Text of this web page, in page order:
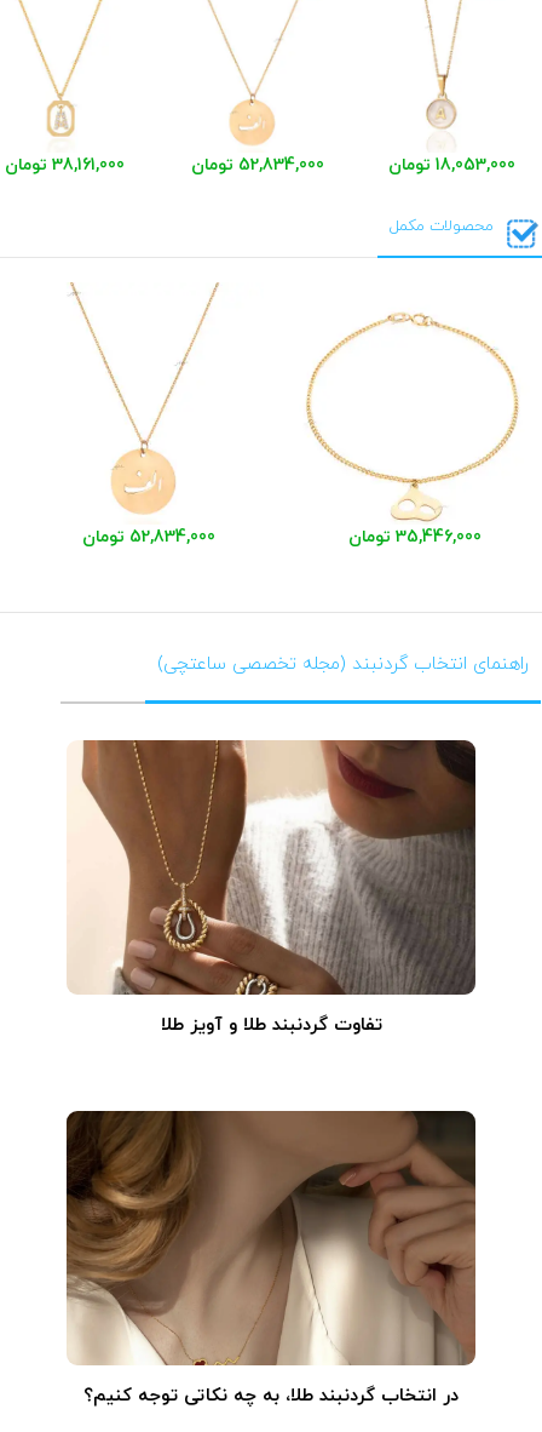
18,053,000 تومان 52,834,000 تومان 38,161,000 تومان
محصولات مکمل
35,446,000 تومان 52,834,000 تومان
راهنمای انتخاب گردنبند (مجله تخصصی ساعتچی)
تفاوت گردنبند طلا و آویز طلا
در انتخاب گردنبند طلا‌، به چه نکاتی توجه کنیم؟